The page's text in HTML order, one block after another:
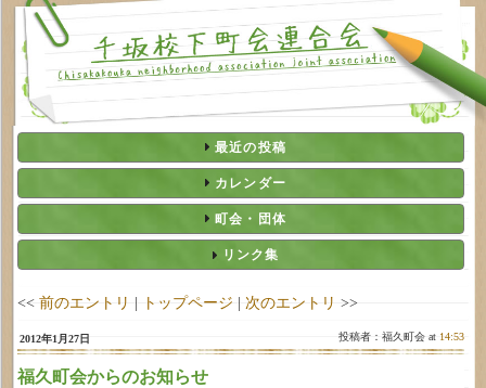
最近の投稿
カレンダー
町会・団体
リンク集
<< 前のエントリ | トップページ | 次のエントリ >>
2012年1月27日 投稿者：福久町会 at 14:53
福久町会からのお知らせ